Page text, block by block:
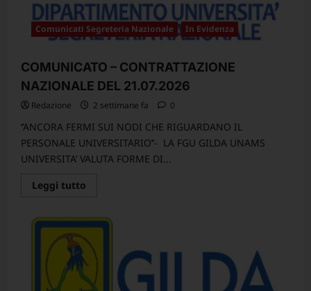
Comunicati Segreteria Nazionale In Evidenza
COMUNICATO – CONTRATTAZIONE
NAZIONALE DEL 21.07.2026
Redazione 2 settimane fa 0
‘’ANCORA FERMI SUI NODI CHE RIGUARDANO IL
PERSONALE UNIVERSITARIO’’- LA FGU GILDA UNAMS
UNIVERSITA’ VALUTA FORME DI...
Leggi tutto
COMUNICATO
CONTRATTAZIONE
NAZIONALE DEL
21.07.2026